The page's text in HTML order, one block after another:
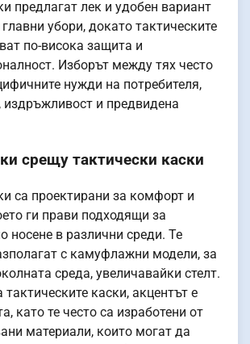
предлагат лек и удобен вариант
убори, докато тактическите
по-висока защита и
Изборът между тях често
нужди на потребителя,
и предвидена
срещу тактически каски
са проектирани за комфорт и
ги прави подходящи за
носене в различни среди. Те
с камуфлажни модели, за
среда, увеличавайки стелт.
тактическите каски, акцентът е
като те често са изработени от
материали, които могат да